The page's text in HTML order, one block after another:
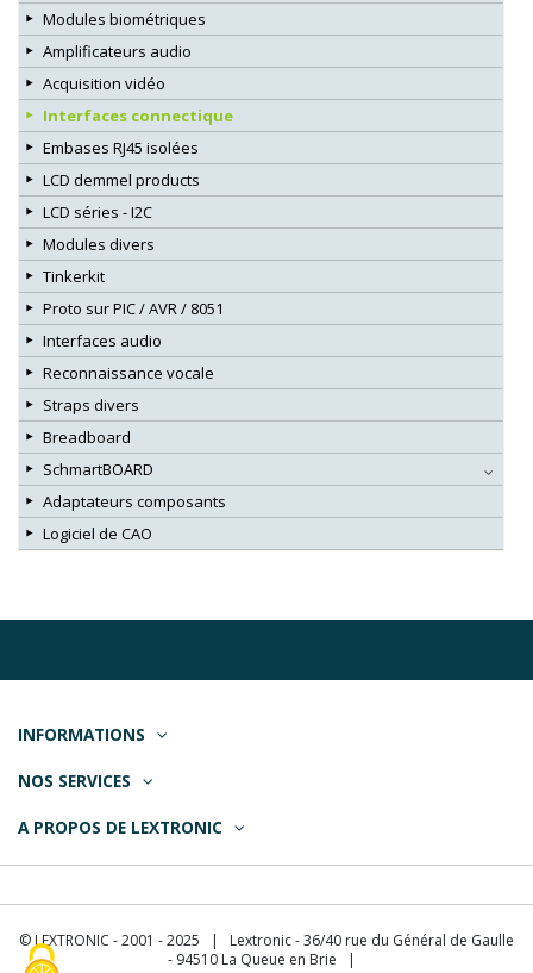
Modules biométriques
Amplificateurs audio
Acquisition vidéo
Interfaces connectique
Embases RJ45 isolées
LCD demmel products
LCD séries - I2C
Modules divers
Tinkerkit
Proto sur PIC / AVR / 8051
Interfaces audio
Reconnaissance vocale
Straps divers
Breadboard
SchmartBOARD
Adaptateurs composants
Logiciel de CAO
INFORMATIONS
NOS SERVICES
A PROPOS DE LEXTRONIC
© LEXTRONIC - 2001 - 2025 | Lextronic - 36/40 rue du Général de Gaulle
- 94510 La Queue en Brie |